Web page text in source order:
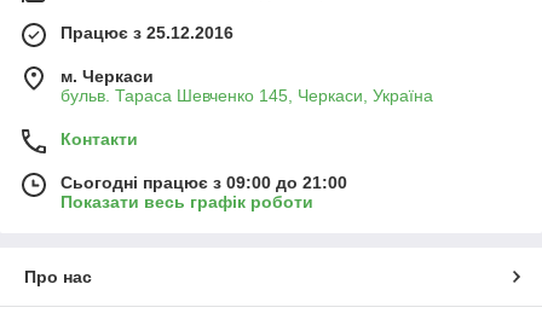
Працює з 25.12.2016
м. Черкаси
бульв. Тараса Шевченко 145, Черкаси, Україна
Контакти
Сьогодні працює з 09:00 до 21:00
Показати весь графік роботи
Про нас